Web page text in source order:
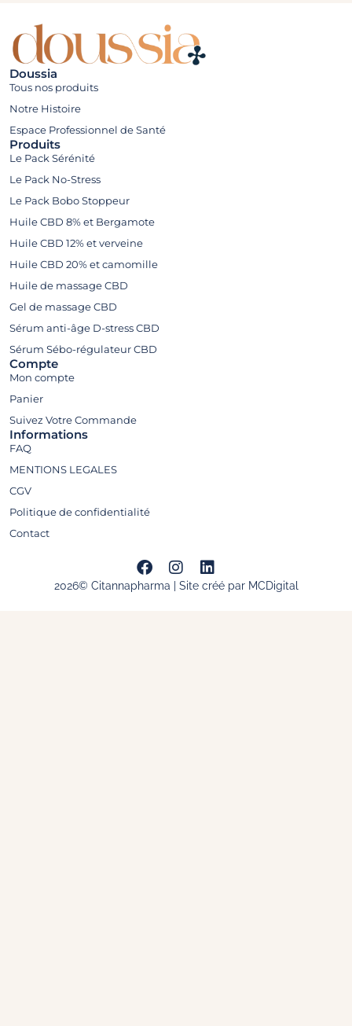
Doussia
Tous nos produits
Notre Histoire
Espace Professionnel de Santé
Produits
Le Pack Sérénité
Le Pack No-Stress
Le Pack Bobo Stoppeur
Huile CBD 8% et Bergamote
Huile CBD 12% et verveine
Huile CBD 20% et camomille
Huile de massage CBD
Gel de massage CBD
Sérum anti-âge D-stress CBD
Sérum Sébo-régulateur CBD
Compte
Mon compte
Panier
Suivez Votre Commande​
Informations
FAQ
MENTIONS LEGALES
CGV
Politique de confidentialité
Contact
2026© Citannapharma | Site créé par MCDigital